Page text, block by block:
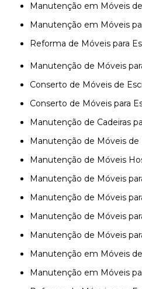
Manutenção em Móveis
Manutenção em Móveis
Reforma de Móveis para
Manutenção de Móveis
Conserto de Móveis de
Conserto de Móveis para
Manutenção de Cadeiras
Manutenção de Móveis
Manutenção de Móveis
Manutenção de Móveis
Manutenção de Móveis
Manutenção de Móveis
Manutenção de Móveis
Manutenção em Móveis
Manutenção em Móveis